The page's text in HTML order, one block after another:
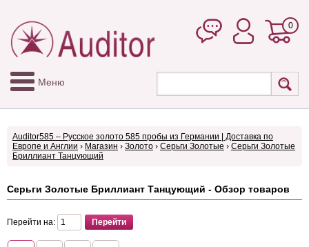
0
Меню
Auditor585 – Русское золото 585 пробы из Германии | Доставка по
Европе и Англии › Магазин › Золото › Серьги Золотые › Серьги Золотые
Бриллиант Танцующий
Серьги Золотые Бриллиант Танцующий - Обзор товаров
Перейти на: